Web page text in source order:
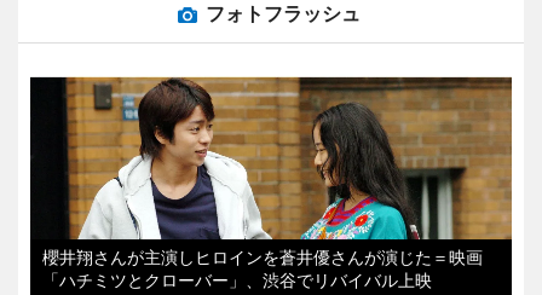
フォトフラッシュ
櫻井翔さんが主演しヒロインを蒼井優さんが演じた＝映画
「ハチミツとクローバー」、渋谷でリバイバル上映